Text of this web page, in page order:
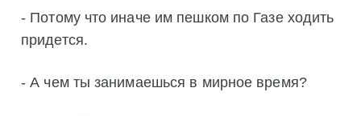
- Потому что иначе им пешком по Газе ходить
придется.
- А чем ты занимаешься в мирное время?